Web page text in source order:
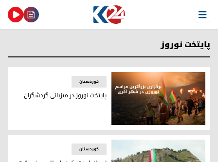
Open Menu
پایتخت نوروز
پایتخت نوروز در میزبانی گردشگران
کوردستان
پایتخت نوروز در میزبانی گردشگران
کوردستان